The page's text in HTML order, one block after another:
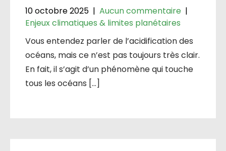
10 octobre 2025 | Aucun commentaire |
Enjeux climatiques & limites planétaires
Vous entendez parler de l’acidification des
océans, mais ce n’est pas toujours très clair.
En fait, il s’agit d’un phénomène qui touche
tous les océans […]